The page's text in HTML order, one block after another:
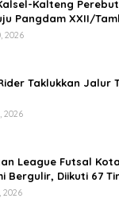
Kalteng
Pangdam XXII/
2026
Taklukkan Jalur
2026
League Futsal
Bergulir, Diikuti 67
2026